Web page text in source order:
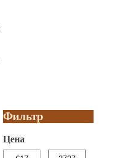
Фильтр
Цена